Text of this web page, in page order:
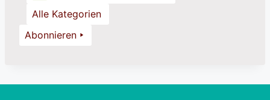
Alle Kategorien
Abonnieren